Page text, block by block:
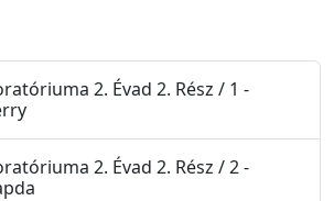
2. Évad 2. Rész / 1 -
2. Évad 2. Rész / 2 -